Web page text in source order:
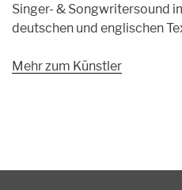
Singer- & Songwritersound
deutschen und englischen
Mehr zum Künstler